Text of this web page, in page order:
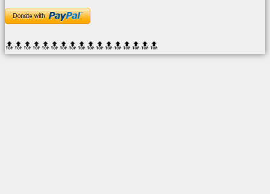
🔝🔝🔝🔝🔝🔝 🔝🔝🔝🔝🔝🔝 🔝🔝🔝🔝🔝